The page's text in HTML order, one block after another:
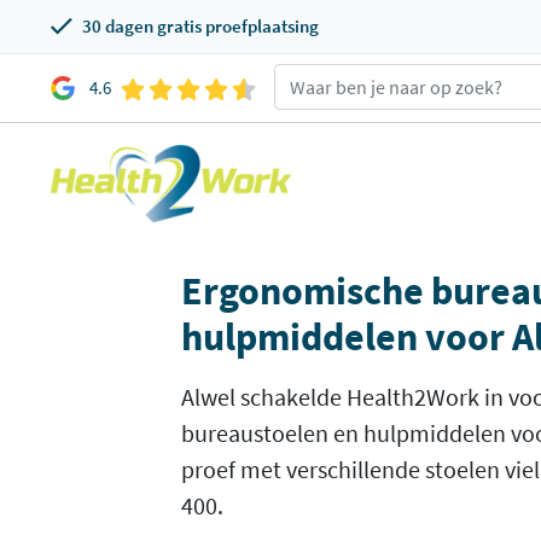
30 dagen gratis proefplaatsing
4.6
Ergonomische
hulpmiddelen voor
Alwel schakelde Health2Work in
bureaustoelen en hulpmiddelen
proef met verschillende stoelen
400.